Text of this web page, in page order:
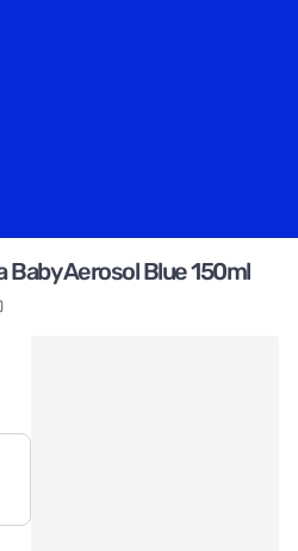
Aerosol Blue 150ml